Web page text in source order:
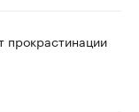
прокрастинации